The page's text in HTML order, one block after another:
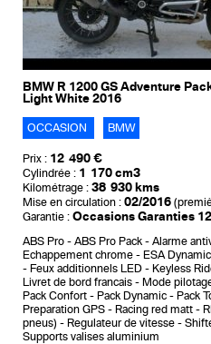
BMW R 1200 GS Adventure
Light White 2016
OCCASION BMW
Prix : 12 490 €
Cylindrée : 1 170 cm3
Kilométrage : 38 930 kms
Mise en circulation : 02/2016
Garantie : Occasions Garanties
ABS Pro ABS Pro Pack Alarme
Echappement chrome
ESA Dynamic
Feux additionnels LED
Keyless
Livret de bord francais
Mode
Pack Confort
Pack Dynamic Pack
Preparation GPS
Racing red matt
pneus)
Regulateur de vitesse
Supports valises aluminium